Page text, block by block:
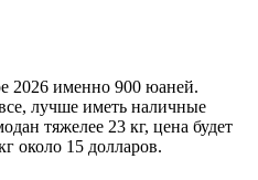
2026 именно 900 юаней.
лучше иметь наличные
тяжелее 23 кг, цена будет
около 15 долларов.